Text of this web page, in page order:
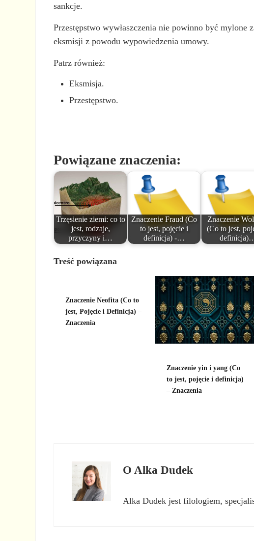
sankcje.
Przestępstwo wywłaszczenia nie powinno być mylone
eksmisji z powodu wypowiedzenia umowy.
Patrz również:
Eksmisja.
Przestępstwo.
Powiązane znaczenia:
Trzęsienie ziemi: co to
jest, rodzaje,
przyczyny i…
Znaczenie Fraud (Co
to jest, pojęcie i
definicja) -…
Znaczenie
(Co to jest,
Treść powiązana
Znaczenie Neofita (Co to
jest, Pojęcie i Definicja) –
Znaczenia
Znaczenie yin i yang (Co
to jest, pojęcie i definicja)
– Znaczenia
O Alka Dudek
Alka Dudek jest filologiem,